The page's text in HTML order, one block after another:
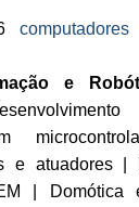
computadores
e
e atuadores |
| Domótica